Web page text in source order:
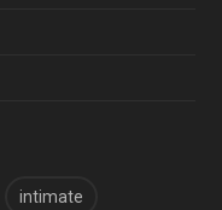
intimate